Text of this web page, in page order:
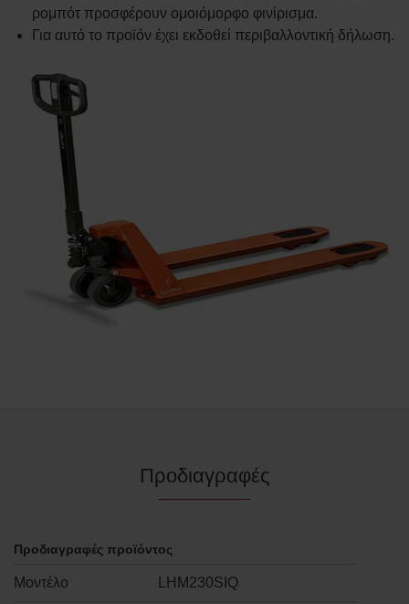
ρομπότ προσφέρουν ομοιόμορφο φινίρισμα.
Για αυτό το προϊόν έχει εκδοθεί περιβαλλοντική δήλωση.
Προδιαγραφές
Προδιαγραφές προϊόντος
Μοντέλο LHM230SIQ